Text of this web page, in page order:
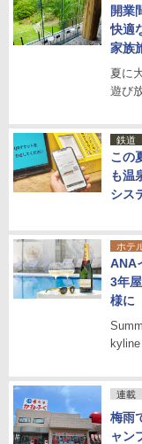
開業
快適
家族
夏に
遊び
鉄道
この
も温
シス
ホテ
ANA
3年
様に
kyline
連載
梅雨
ャン